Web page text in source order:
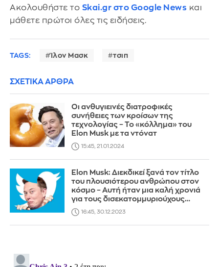
Ακολουθήστε το Skai.gr στο Google News και
μάθετε πρώτοι όλες τις ειδήσεις.
TAGS: Ίλον Μασκ τσιπ
ΣΧΕΤΙΚΑ ΑΡΘΡΑ
Οι ανθυγιεινές διατροφικές
συνήθειες των κροίσων της
τεχνολογίας – Το «κόλλημα» του
Elon Musk με τα ντόνατ
15:45, 21.01.2024
Elon Musk: Διεκδικεί ξανά τον τίτλο
του πλουσιότερου ανθρώπου στον
κόσμο – Αυτή ήταν μια καλή χρονιά
για τους δισεκατομμυριούχους…
16:45, 30.12.2023